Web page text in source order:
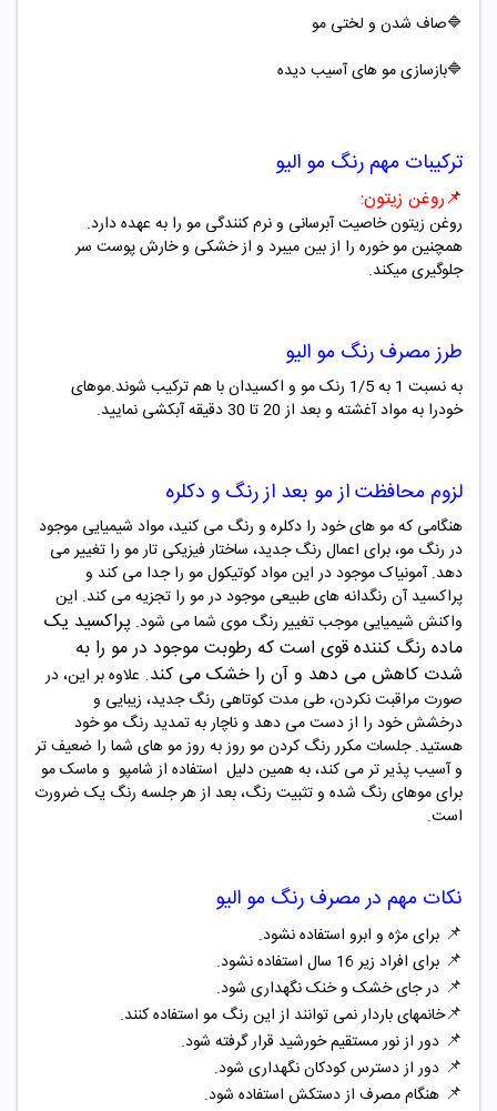
🔷صاف شدن و لختی مو
🔷بازسازی مو های آسیب دیده
ترکیبات مهم رنگ مو الیو
📌روغن زیتون:
روغن زیتونخاصیت آبرسانی و نرم کنندگی مو را به عهده دارد.
همچنین مو خوره را از بین میبرد و از خشکی و خارش پوست سر
جلوگیری میکند.
طرز مصرف رنگ مو الیو
به نسبت 1 به 1/5 رنک مو و اکسیدان با هم ترکیب شوند.موهای
خودرا به مواد آغشته و بعد از 20 تا 30 دقیقه آبکشی نمایید.
لزوم محافظت از مو بعد از رنگ و دکلره
هنگامی که مو های خود را دکلره و رنگ می کنید، مواد شیمیایی موجود
در رنگ مو، برای اعمال رنگ جدید، ساختار فیزیکی تار مو را تغییر می
دهد. آمونیاک موجود در این مواد کوتیکول مو را جدا می کند و
پراکسید آن رنگدانه های طبیعی موجود در مو را تجزیه می کند. این
واکنش شیمیایی موجب تغییر رنگ موی شما می شود. پراکسید یک
ماده رنگ‌ کننده قوی است که رطوبتموجود در مو را به
شدت کاهش می دهد و آن را خشک می کند. علاوه بر این، در
صورت مراقبت نکردن، طی مدت کوتاهی رنگ جدید، زیبایی و
درخشش خود را از دست می دهد و ناچار به تمدید رنگ مو خود
هستید. جلسات مکرر رنگ کردن مو روز به روز مو های شما را ضعیف تر
و آسیب پذیر تر می کند، به همین دلیل استفاده از شامپو و ماسک مو
برای موهای رنگ شده و تثبیت رنگ، بعد از هر جلسه رنگ یک ضرورت
است.
نکات مهم در مصرف رنگ مو الیو
📌 برای مژه و ابرو استفاده نشود.
📌 برای افراد زیر 16 سال استفاده نشود.
📌 در جای خشک و خنک نگهداری شود.
📌خانمهای باردار نمی توانند از این رنگ مو استفاده کنند.
📌 دور از نور مستقیم خورشید قرار گرفته شود.
📌 دور از دسترس کودکان نگهداری شود.
📌 هنگام مصرف از دستکش استفاده شود.